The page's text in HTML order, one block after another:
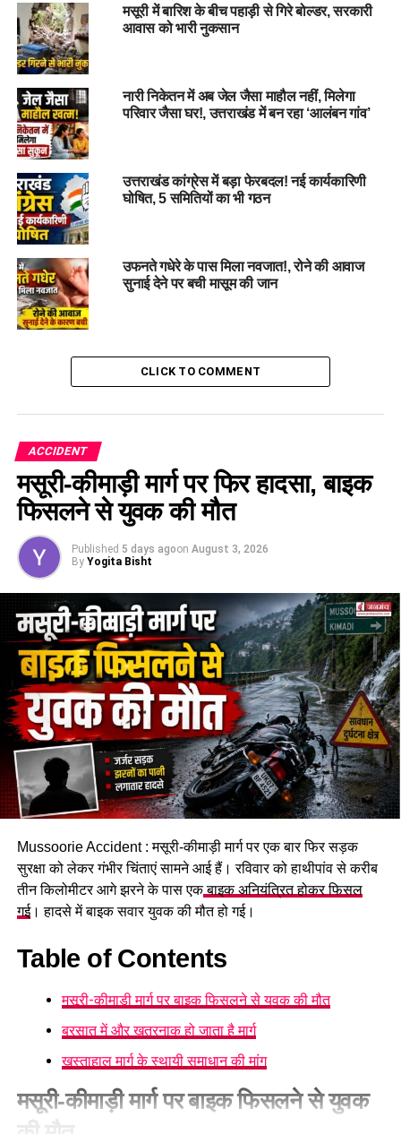
संगठन TRF ने ली जिम्मेदारी….मसूरी में बारिश के बीच पहाड़ी से गिरे बोल्डर, सरकारी
आवास को भारी नुकसान
नारी निकेतन में अब जेल जैसा माहौल नहीं, मिलेगा
परिवार जैसा घर!, उत्तराखंड में बन रहा ‘आलंबन गांव’
उत्तराखंड कांग्रेस में बड़ा फेरबदल! नई कार्यकारिणी
घोषित, 5 समितियों का भी गठन
उफनते गधेरे के पास मिला नवजात!, रोने की आवाज
सुनाई देने पर बची मासूम की जान
CLICK TO COMMENT
ACCIDENT
मसूरी-कीमाड़ी मार्ग पर फिर हादसा, बाइक
फिसलने से युवक की मौत
Published 5 days agoon August 3, 2026
By Yogita Bisht
Mussoorie Accident : मसूरी-कीमाड़ी मार्ग पर एक बार फिर सड़क
सुरक्षा को लेकर गंभीर चिंताएं सामने आई हैं। रविवार को हाथीपांव से करीब
तीन किलोमीटर आगे झरने के पास एकबाइक अनियंत्रित होकर फिसल
गई। हादसे में बाइक सवार युवक की मौत हो गई।
Table of Contents
मसूरी-कीमाड़ी मार्ग पर बाइक फिसलने से युवक की मौत
बरसात में और खतरनाक हो जाता है मार्ग
खस्ताहाल मार्ग के स्थायी समाधान की मांग
मसूरी-कीमाड़ी मार्ग पर बाइक फिसलने से युवक